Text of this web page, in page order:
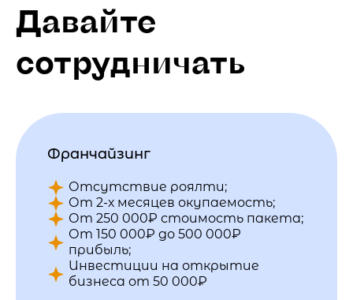
Давайте
сотрудничать
Франчайзинг
Отсутствие роялти;
От 2-х месяцев окупаемость;
От 250 000₽ стоимость пакета;
От 150 000₽ до 500 000₽
прибыль;
Инвестиции на открытие
бизнеса от 50 000₽